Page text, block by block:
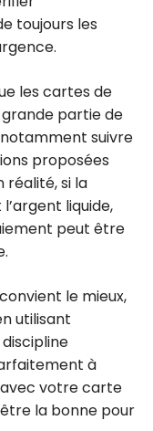
toujours les
les cartes de
partie de
suivre
proposées
réalité, si la
liquide,
peut être
le mieux,
utilisant
à
avec votre carte
la bonne pour